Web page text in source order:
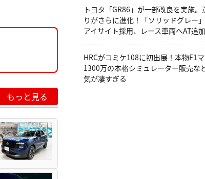
もっと見る
トヨタ「GR86」が一部改良を実施
りがさらに進化！「ソリッドグレー
アイサイト採用、レース車両へAT追
HRCがコミケ108に初出展！本物F1
1300万の本格シミュレーター販売な
気が凄すぎる